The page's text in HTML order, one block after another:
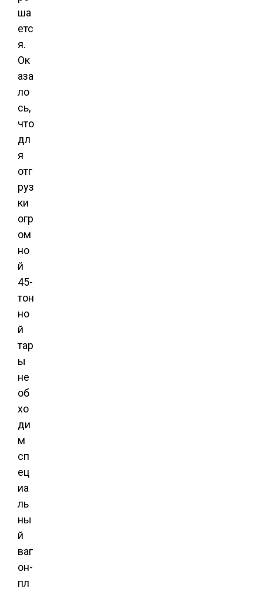
ша
етс
я.
Ок
аза
ло
сь,
что
дл
я
отг
руз
ки
огр
ом
но
й
45-
тон
но
й
тар
ы
не
об
хо
ди
м
сп
ец
иа
ль
ны
й
ваг
он-
пл